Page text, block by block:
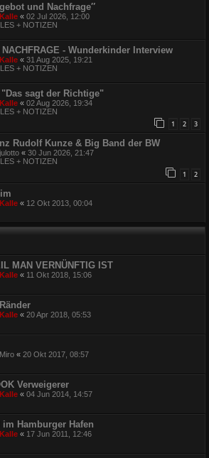
und Nachfrage″
Kalle « 02 Jul 2026, 12:00
+ NOTIZEN
NACHFRAGE - Wunderkinder Interview
Kalle « 31 Aug 2025, 19:21
+ NOTIZEN
sagt der Richtige"
Kalle « 02 Aug 2026, 19:34
+ NOTIZEN
1 2 3
Rudolf Kunze & Big Band der BW
julotto « 30 Jun 2026, 21:47
+ NOTIZEN
1 2
Kalle « 12 Okt 2013, 00:04
MAN VERNÜNFTIG IST
Kalle « 11 Okt 2018, 15:06
Kalle « 20 Apr 2018, 05:53
Miro « 20 Okt 2017, 08:57
Verweigerer
Kalle « 04 Jun 2014, 14:57
Hamburger Hafen
Kalle « 17 Jun 2011, 12:46